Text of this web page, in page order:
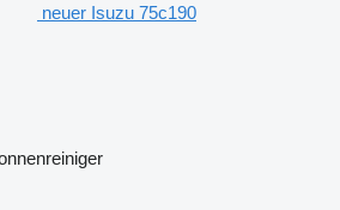
neuer Isuzu 75c190